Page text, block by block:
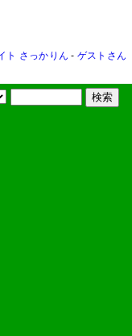
ト さっかりん - ゲストさん